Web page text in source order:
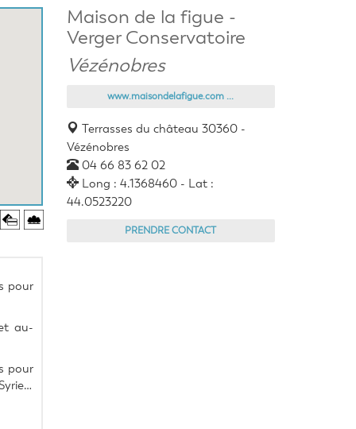
Maison de la figue -
Verger Conservatoire
Vézénobres
www.maisondelafigue.com ...
Terrasses du château 30360 -
Vézénobres
04 66 83 62 02
Long : 4.1368460 - Lat :
44.0523220
PRENDRE CONTACT
pour
au-
pour